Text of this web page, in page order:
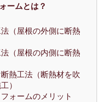
ームとは？
（屋根の外側に断熱
（屋根の内側に断熱
熱工法（断熱材を吹
）
ォームのメリット